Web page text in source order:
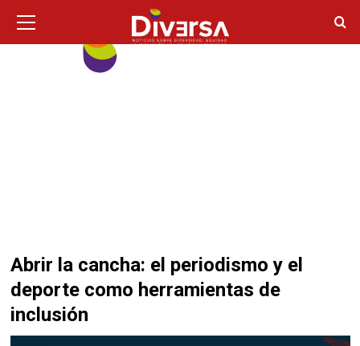
contenido
principal
Abrir la cancha: el periodismo y el
deporte como herramientas de
inclusión